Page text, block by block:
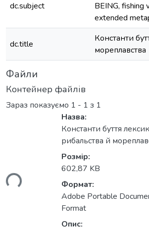
dc.subject
BEING, fishing
extended
dc.title
Константи
мореплавства
Файли
Контейнер файлів
Зараз показуємо 1 - 1 з 1
Назва:
Константи буття
рибальства й
Розмір:
602,87 KB
Формат:
Adobe Portable
Format
Опис: